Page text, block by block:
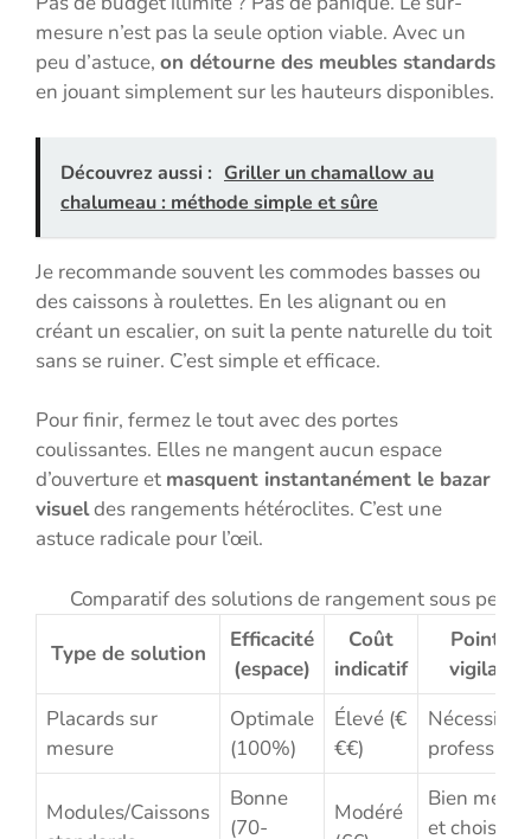
mesure n’est pas la seule option viable. Avec un
peu d’astuce, on détourne des meubles standards
en jouant simplement sur les hauteurs disponibles.
Découvrez aussi : Griller un chamallow au
chalumeau : méthode simple et sûre
Je recommande souvent les commodes basses ou
des caissons à roulettes. En les alignant ou en
créant un escalier, on suit la pente naturelle du toit
sans se ruiner. C’est simple et efficace.
Pour finir, fermez le tout avec des portes
coulissantes. Elles ne mangent aucun espace
d’ouverture et masquent instantanément le bazar
visueldes rangements hétéroclites. C’est une
astuce radicale pour l’œil.
Comparatif des solutions de rangement sous pente
Type de solution
Efficacité
(espace)
Coût
indicatif
Point de
vigilance
Placards sur
mesure
Optimale
(100%)
Élevé (€
€€)
Nécessite
Modules/Caissons
Bonne
(70-
Modéré
Bien
et choisir